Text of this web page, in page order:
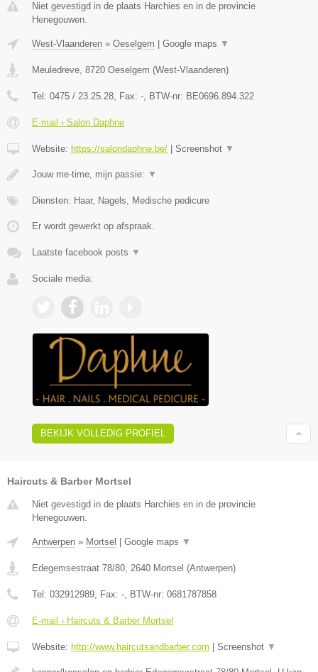
Niet gevestigd in de plaats Harchies en in de provincie
Henegouwen.
West-Vlaanderen » Oeselgem Google maps ▼
Meuledreve, 8720 Oeselgem (West-Vlaanderen)
Tel: 0475 / 23.25.28, Fax: -, BTW-nr: BE0696.894.322
E-mail › Salon Daphne
Website: https://salondaphne.be/ Screenshot ▼
Jouw me-time, mijn passie: ▼
Diensten: Haar, Nagels, Medische pedicure
Er wordt gewerkt op afspraak.
Laatste facebook posts ▼
Sociale media:
BEKIJK VOLLEDIG PROFIEL
Haircuts & Barber Mortsel
Niet gevestigd in de plaats Harchies en in de provincie
Henegouwen.
Antwerpen » Mortsel Google maps ▼
Edegemsestraat 78/80, 2640 Mortsel (Antwerpen)
Tel: 032912989, Fax: -, BTW-nr: 0681787858
E-mail › Haircuts & Barber Mortsel
Website: http://www.haircutsandbarber.com Screenshot ▼